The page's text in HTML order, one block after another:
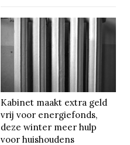
Kabinet maakt extra geld
vrij voor energiefonds,
deze winter meer hulp
voor huishoudens